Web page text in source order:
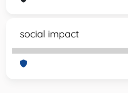
social impact